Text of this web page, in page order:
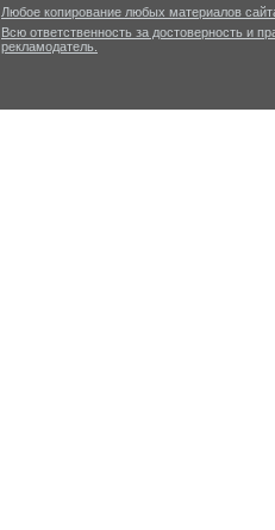
Любое копирование любых материалов
Всю ответственность за достоверность и
рекламодатель.